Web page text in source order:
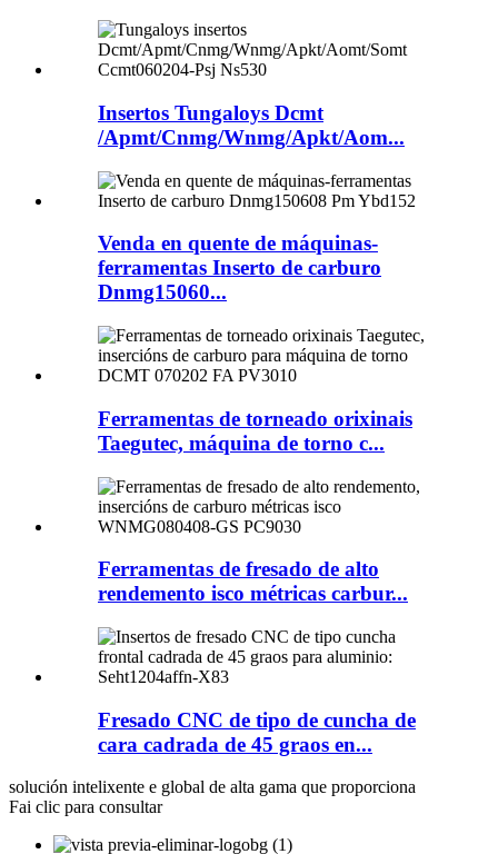
Insertos Tungaloys Dcmt
/Apmt/Cnmg/Wnmg/Apkt/Aom...
Venda en quente de máquinas-
ferramentas Inserto de carburo
Dnmg15060...
Ferramentas de torneado orixinais
Taegutec, máquina de torno c...
Ferramentas de fresado de alto
rendemento isco métricas carbur...
Fresado CNC de tipo de cuncha de
cara cadrada de 45 graos en...
solución intelixente e global de alta gama que proporciona
Fai clic para consultar